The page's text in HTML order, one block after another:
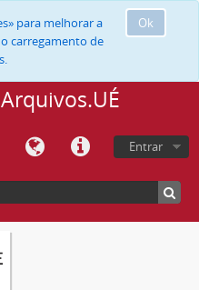
Ok
para melhorar a
carregamento de
Arquivos.UÉ
Entrar